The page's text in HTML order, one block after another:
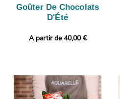
Goûter De Chocolats
D'Été
A partir de 40,00 €